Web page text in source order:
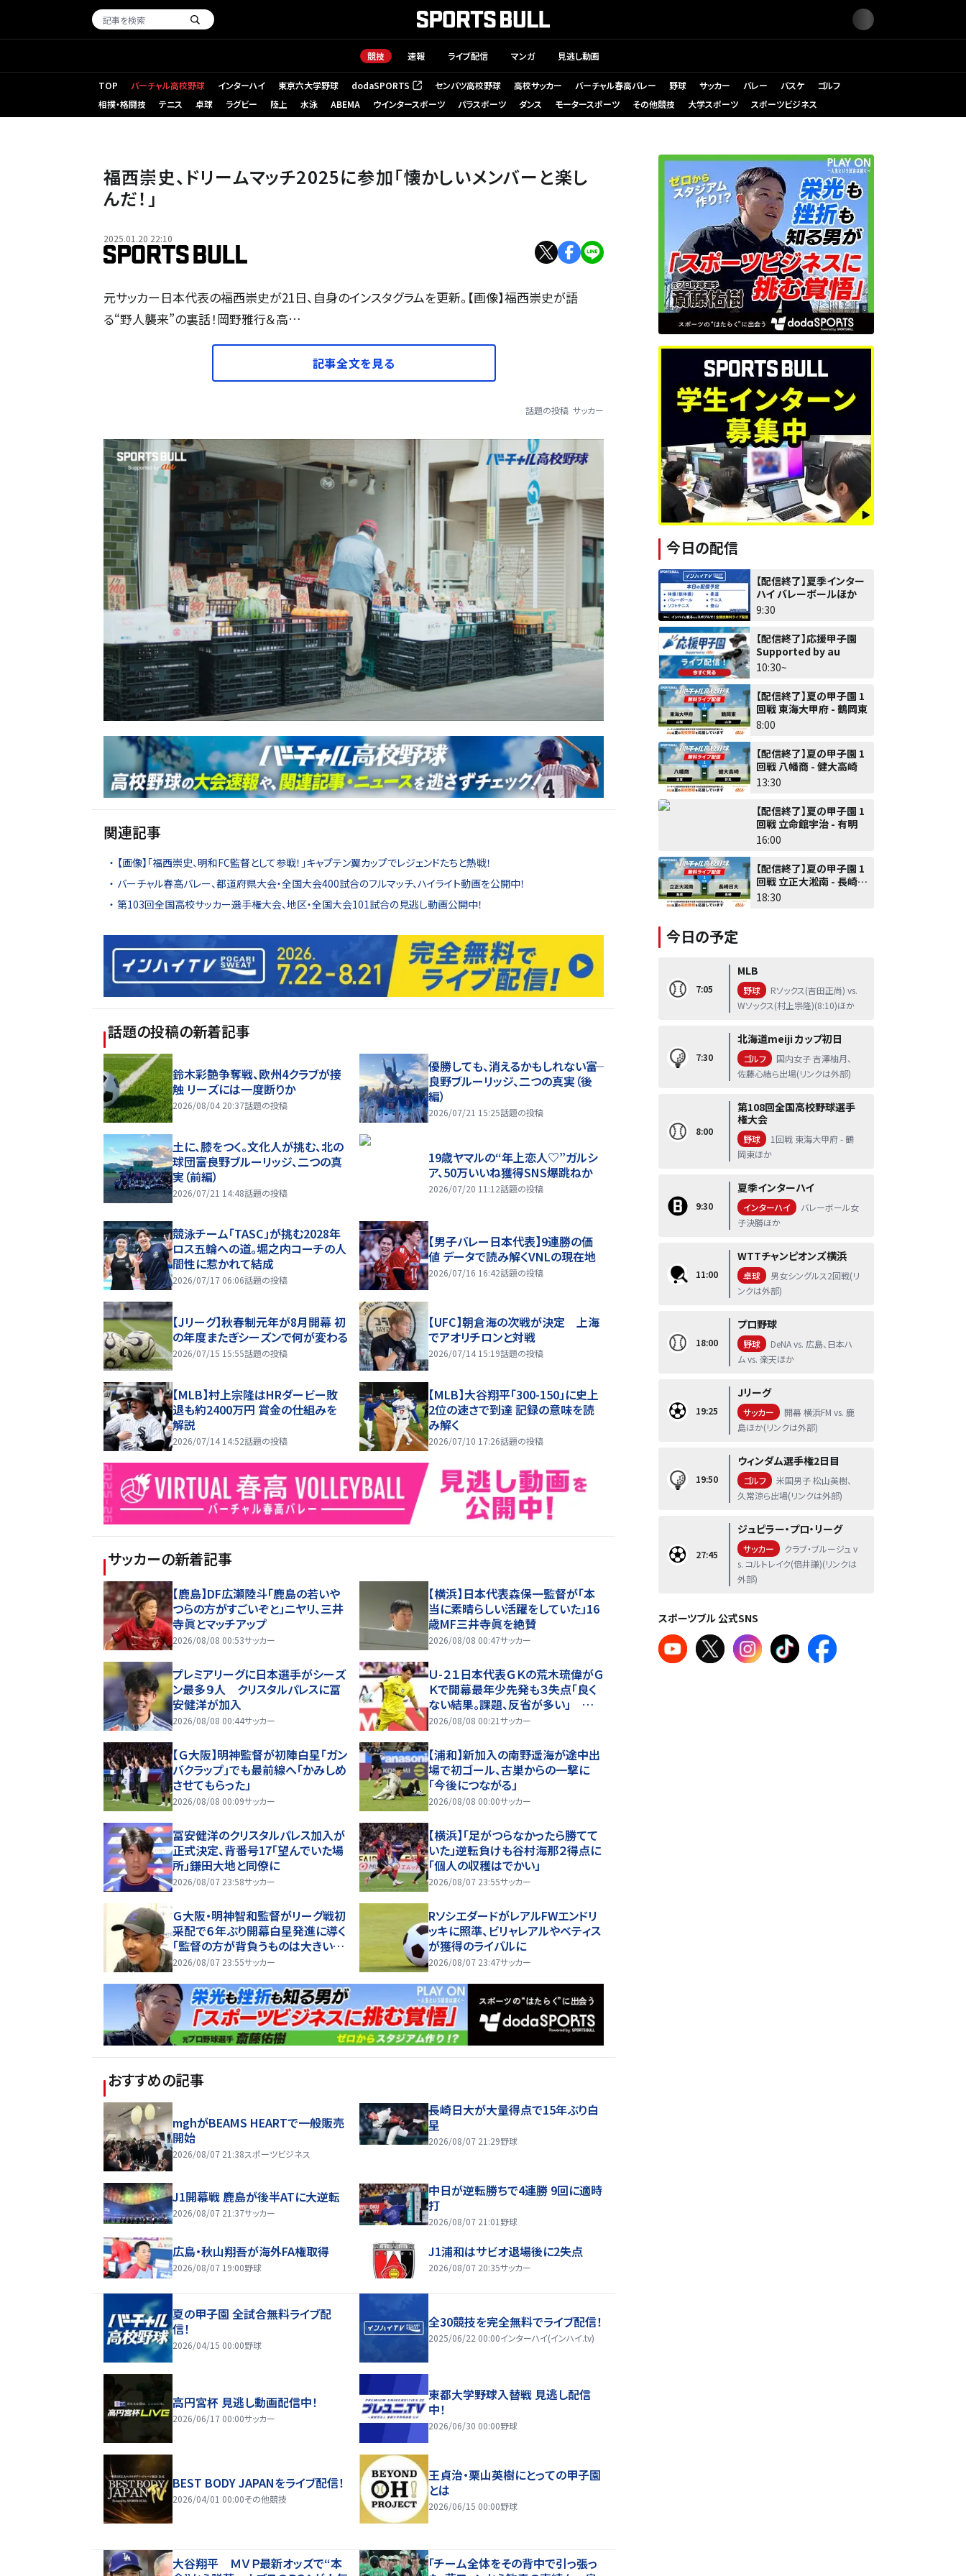
競技 速報 ライブ配信 マンガ 見逃し動画
TOP バーチャル高校野球 インターハイ 東京六大学野球 dodaSPORTS
（新しいタブで開く） センバツ高校野球 高校サッカー バーチャル春高バレー 野球 サッカー バレー バスケ
ゴルフ
相撲・格闘技
テニス 卓球 ラグビー 陸上 水泳 ABEMA ウインタースポーツ パラスポーツ ダンス モータースポーツ その他競技 大学スポーツ スポーツビジネス
福西崇史、ドリームマッチ2025に参加「懐かしいメンバーと楽し
んだ！」
2025.01.20 22:10
元サッカー日本代表の福西崇史が21日、自身のインスタグラムを更新。【画像】福西崇史が語
る“野人襲来”の裏話！岡野雅行＆高…
記事全文を見る
話題の投稿 サッカー
関連記事
【画像】「福西崇史、明和FC監督として参戦！」キャプテン翼カップでレジェンドたちと熱戦！
バーチャル春高バレー、都道府県大会・全国大会400試合のフルマッチ、ハイライト動画を公開中！
第103回全国高校サッカー選手権大会、地区・全国大会101試合の見逃し動画公開中！
話題の投稿の新着記事
鈴木彩艶争奪戦、欧州4クラブが接
触 リーズには一度断りか
2026/08/04 20:37話題の投稿
優勝しても、消えるかもしれない――富
良野ブルーリッジ、二つの真実（後
編）
2026/07/21 15:25話題の投稿
土に、膝をつく。文化人が挑む、北の
球団――富良野ブルーリッジ、二つの真
実（前編）
2026/07/21 14:48話題の投稿
19歳ヤマルの“年上恋人♡”ガルシ
ア、50万いいね獲得SNS爆跳ねか
2026/07/20 11:12話題の投稿
競泳チーム「TASC」が挑む2028年
ロス五輪への道。堀之内コーチの人
間性に惹かれて結成
2026/07/17 06:06話題の投稿
【男子バレー日本代表】9連勝の価
値 データで読み解くVNLの現在地
2026/07/16 16:42話題の投稿
【Jリーグ】秋春制元年が8月開幕 初
の年度またぎシーズンで何が変わる
2026/07/15 15:55話題の投稿
【UFC】朝倉海の次戦が決定 上海
でアオリチロンと対戦
2026/07/14 15:19話題の投稿
【MLB】村上宗隆はHRダービー敗
退も約2400万円 賞金の仕組みを
解説
2026/07/14 14:52話題の投稿
【MLB】大谷翔平「300-150」に史上
2位の速さで到達 記録の意味を読
み解く
2026/07/10 17:26話題の投稿
サッカーの新着記事
【鹿島】DF広瀬陸斗「鹿島の若いや
つらの方がすごいぞと」ニヤリ、三井
寺眞とマッチアップ
2026/08/08 00:53サッカー
【横浜】日本代表森保一監督が「本
当に素晴らしい活躍をしていた」16
歳MF三井寺眞を絶賛
2026/08/08 00:47サッカー
プレミアリーグに日本選手がシーズ
ン最多９人 クリスタルパレスに冨
安健洋が加入
2026/08/08 00:44サッカー
Ｕ-２１日本代表ＧＫの荒木琉偉がＧ
Ｋで開幕最年少先発も３失点「良く
ない結果。課題、反省が多い」 ほろ
苦いＪ１デビュー
2026/08/08 00:21サッカー
【Ｇ大阪】明神監督が初陣白星「ガン
バクラップ」でも最前線へ「かみしめ
させてもらった」
2026/08/08 00:09サッカー
【浦和】新加入の南野遥海が途中出
場で初ゴール、古巣からの一撃に
「今後につながる」
2026/08/08 00:00サッカー
冨安健洋のクリスタルパレス加入が
正式決定、背番号17「望んでいた場
所」鎌田大地と同僚に
2026/08/07 23:58サッカー
【横浜】「足がつらなかったら勝てて
いた」逆転負けも谷村海那２得点に
「個人の収穫はでかい」
2026/08/07 23:55サッカー
Ｇ大阪・明神智和監督がリーグ戦初
采配で６年ぶり開幕白星発進に導く
「監督の方が背負うものは大きい。
選手時代より嬉しいかもしれない」
2026/08/07 23:55サッカー
RソシエダードがレアルFWエンドリ
ッキに照準、ビリャレアルやベティス
が獲得のライバルに
2026/08/07 23:47サッカー
おすすめの記事
mghがBEAMS HEARTで一般販売
開始
2026/08/07 21:38スポーツビジネス
長崎日大が大量得点で15年ぶり白
星
2026/08/07 21:29野球
J1開幕戦 鹿島が後半ATに大逆転
2026/08/07 21:37サッカー
中日が逆転勝ちで4連勝 9回に適時
打
2026/08/07 21:01 野球
広島・秋山翔吾が海外FA権取得
2026/08/07 19:00野球
J1浦和はサビオ退場後に2失点
2026/08/07 20:35サッカー
夏の甲子園 全試合無料ライブ配
信！
2026/04/15 00:00野球
全30競技を完全無料でライブ配信！
2025/06/22 00:00インターハイ(インハイ.tv)
高円宮杯 見逃し動画配信中！
2026/06/17 00:00サッカー
東都大学野球入替戦 見逃し配信
中！
2026/06/30 00:00野球
BEST BODY JAPANをライブ配信！
2026/04/01 00:00その他競技
王貞治・栗山英樹にとっての甲子園
とは
2026/06/15 00:00野球
大谷翔平 ＭＶＰ最新オッズで“本
「チーム全体をその背中で引っ張っ
今日の配信
【配信終了】夏季インター
ハイ バレーボールほか
9:30
【配信終了】応援甲子園
Supported by au
10:30~
【配信終了】夏の甲子園 1
回戦 東海大甲府 - 鶴岡東
8:00
【配信終了】夏の甲子園 1
回戦 八幡商 - 健大高崎
13:30
【配信終了】夏の甲子園 1
回戦 立命館宇治 - 有明
16:00
【配信終了】夏の甲子園 1
回戦 立正大淞南 - 長崎日
大
18:30
今日の予定
7:05
MLB
野球
Rソックス(吉田正尚) vs.
Wソックス(村上宗隆)(8:10)ほか
7:30
北海道meiji カップ初日
ゴルフ
国内女子 吉澤柚月、
佐藤心結ら出場(リンクは外部)
8:00
第108回全国高校野球選手
権大会
野球
1回戦 東海大甲府 - 鶴
岡東ほか
9:30
夏季インターハイ
インターハイ
バレーボール女
子決勝ほか
11:00
WTTチャンピオンズ横浜
卓球
男女シングルス2回戦(リ
ンクは外部)
18:00
プロ野球
野球
DeNA vs. 広島、日本ハ
ム vs. 楽天ほか
19:25
Jリーグ
サッカー
開幕 横浜FM vs. 鹿
島ほか(リンクは外部)
19:50
ウィンダム選手権2日目
ゴルフ
米国男子 松山英樹、
久常涼ら出場(リンクは外部)
27:45
ジュピラー・プロ・リーグ
サッカー
クラブ・ブルージュ v
s. コルトレイク(倍井謙)(リンクは
外部)
スポーツブル 公式SNS